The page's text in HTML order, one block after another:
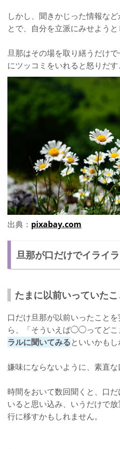
しかし、聞きかじった情報な
とで、自分を立派にみせようと
旦那はその場を取り繕うだけ
にツッコミをいれると怒りだす
出典： pixabay.com
旦那が口だけでイライ
たまに以前いっていた
口だけ旦那が以前いったこと
ら、「そういえば◯◯ってどこ
ラルに聞いてみるといいかもし
嫌味にならないように、素直な
時間をおいて数回聞くと、口
いると思い込み、いうだけで
行に移すかもしれません。